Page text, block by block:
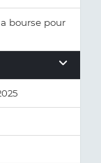
bourse pour